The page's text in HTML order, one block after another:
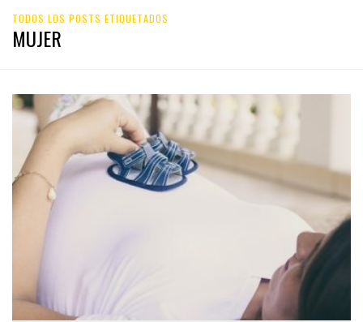
TODOS LOS POSTS ETIQUETADOS
MUJER